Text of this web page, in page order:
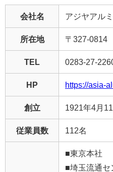
会社名 アジヤアル
所在地 〒327-0814
TEL 0283-27-
HP https://asia-
創立 1921年4月
従業員数 112名
■東京本社
■埼玉流通セ